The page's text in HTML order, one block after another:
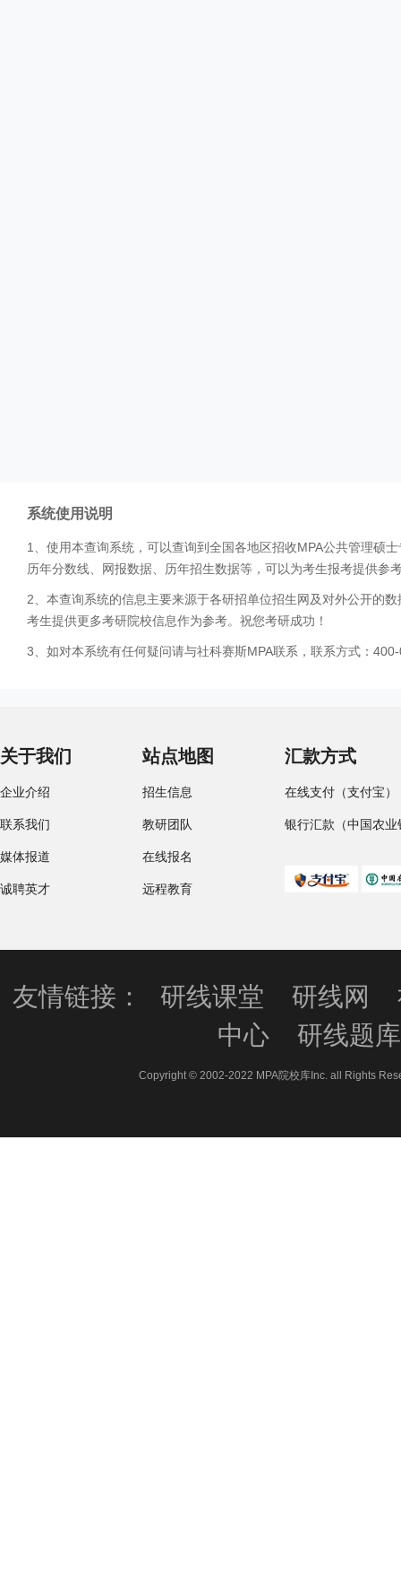
系统使用说明
1、使用本查询系统，可以查询到全国各地区招收MPA公共管理硕
历年分数线、网报数据、历年招生数据等，可以为考生报考提供参
2、本查询系统的信息主要来源于各研招单位招生网及对外公开的
考生提供更多考研院校信息作为参考。祝您考研成功！
3、如对本系统有任何疑问请与社科赛斯MPA联系，联系方式：
关于我们
企业介绍
联系我们
媒体报道
诚聘英才
站点地图
招生信息
教研团队
在线报名
远程教育
汇款方式
在线支付（支付宝）
银行汇款（中国农业
友情链接： 研线课堂 研线网
中心
研线题库
Copyright © 2002-2022 MPA院校库Inc. all Rights